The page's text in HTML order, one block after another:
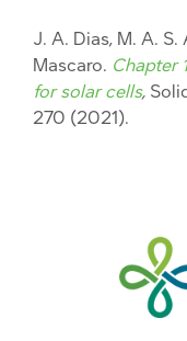
J. A. Dias, M. A. S.
Mascaro. Chapter
for solar cells,
270 (2021).